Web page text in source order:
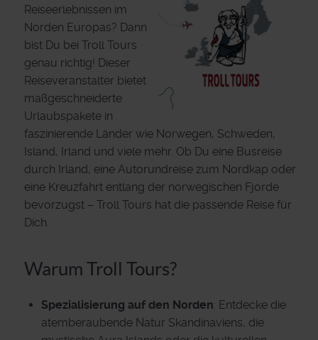
Reiseerlebnissen im
Norden Europas? Dann
bist Du bei Troll Tours
genau richtig! Dieser
Reiseveranstalter bietet
maßgeschneiderte
Urlaubspakete in
faszinierende Länder wie Norwegen, Schweden,
Island, Irland und viele mehr. Ob Du eine Busreise
durch Irland, eine Autorundreise zum Nordkap oder
eine Kreuzfahrt entlang der norwegischen Fjorde
bevorzugst – Troll Tours hat die passende Reise für
Dich.
Warum Troll Tours?
Spezialisierung auf den Norden: Entdecke die
atemberaubende Natur Skandinaviens, die